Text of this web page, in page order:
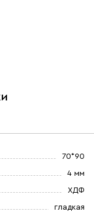
70*90
4 мм
ХДФ
гладкая